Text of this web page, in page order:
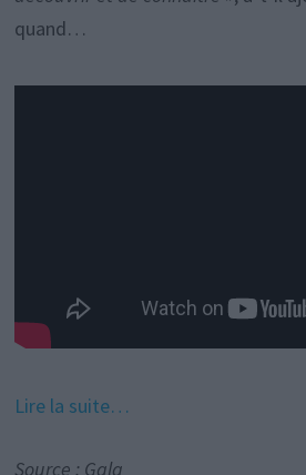
quand…
Lire la suite…
Source : Gala